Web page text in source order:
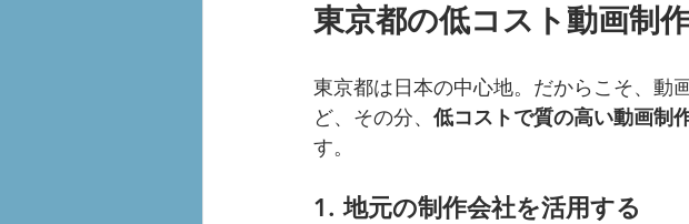
東京都の低コスト動画制
東京都は日本の中心地。だからこそ、動
ど、その分、 低コストで質の高い動画制
す。
1. 地元の制作会社を活用する